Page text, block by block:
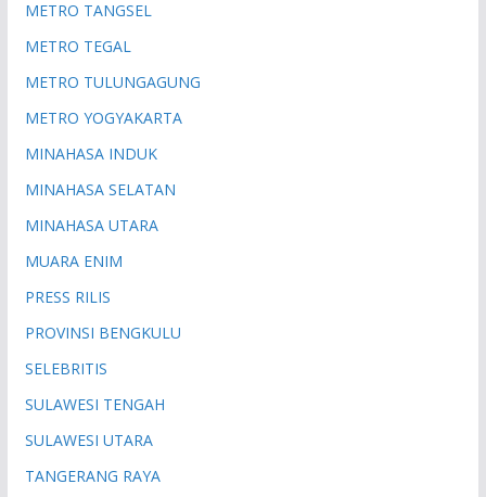
METRO TANGSEL
METRO TEGAL
METRO TULUNGAGUNG
METRO YOGYAKARTA
MINAHASA INDUK
MINAHASA SELATAN
MINAHASA UTARA
MUARA ENIM
PRESS RILIS
PROVINSI BENGKULU
SELEBRITIS
SULAWESI TENGAH
SULAWESI UTARA
TANGERANG RAYA